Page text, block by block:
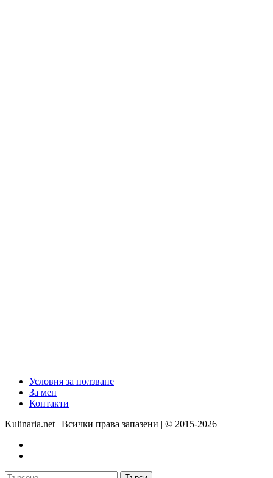
Условия за ползване
За мен
Контакти
Kulinaria.net | Всички права запазени | © 2015-2026